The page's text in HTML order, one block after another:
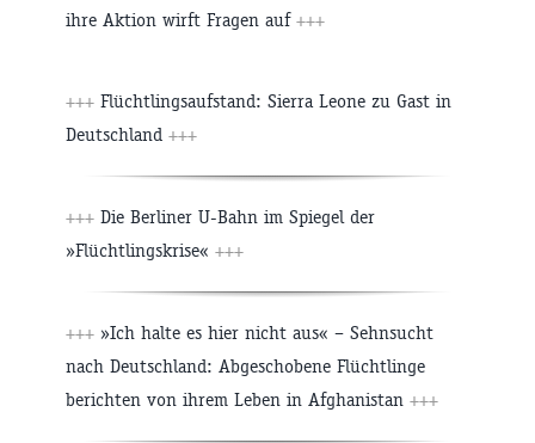
ihre Aktion wirft Fragen auf +++
+++ Flüchtlingsaufstand: Sierra Leone zu Gast in
Deutschland +++
+++ Die Berliner U-Bahn im Spiegel der
»Flüchtlingskrise« +++
+++ »Ich halte es hier nicht aus« – Sehnsucht
nach Deutschland: Abgeschobene Flüchtlinge
berichten von ihrem Leben in Afghanistan +++